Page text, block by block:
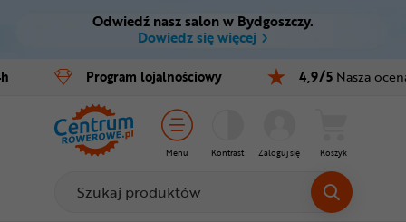
Ctrl M
Menu główne
Informacje o produkcie
Do koszyka
Odwiedź nasz salon w Bydgoszczy.
Dowiedz się więcej
Program lojalnościowy 4,9/5 Nasza
Menu Kontrast Zaloguj się Koszyk
Rowery
E-bike
Części
Akcesoria